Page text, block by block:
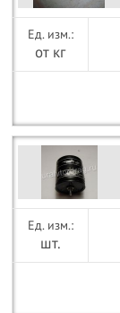
от кг
шт.